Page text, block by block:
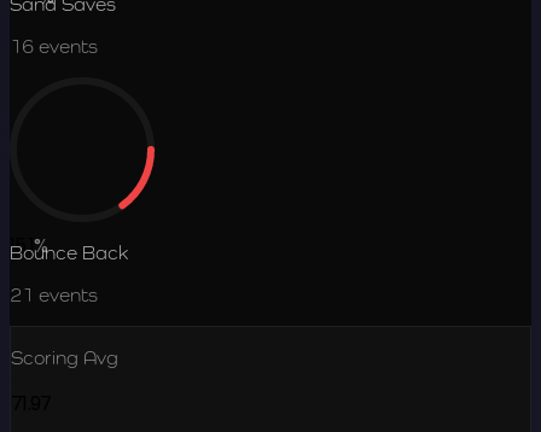
16 events
15.1%
Bounce Back
21 events
Scoring Avg